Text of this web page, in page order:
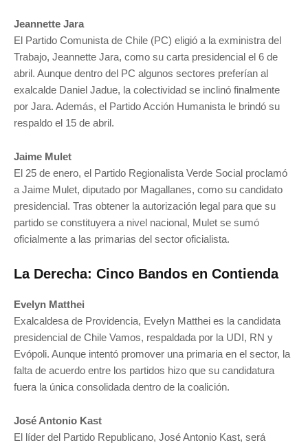
Jeannette Jara
El Partido Comunista de Chile (PC) eligió a la exministra del
Trabajo, Jeannette Jara, como su carta presidencial el 6 de
abril. Aunque dentro del PC algunos sectores preferían al
exalcalde Daniel Jadue, la colectividad se inclinó finalmente
por Jara. Además, el Partido Acción Humanista le brindó su
respaldo el 15 de abril.
Jaime Mulet
El 25 de enero, el Partido Regionalista Verde Social proclamó
a Jaime Mulet, diputado por Magallanes, como su candidato
presidencial. Tras obtener la autorización legal para que su
partido se constituyera a nivel nacional, Mulet se sumó
oficialmente a las primarias del sector oficialista.
La Derecha: Cinco Bandos en Contienda
Evelyn Matthei
Exalcaldesa de Providencia, Evelyn Matthei es la candidata
presidencial de Chile Vamos, respaldada por la UDI, RN y
Evópoli. Aunque intentó promover una primaria en el sector, la
falta de acuerdo entre los partidos hizo que su candidatura
fuera la única consolidada dentro de la coalición.
José Antonio Kast
El líder del Partido Republicano, José Antonio Kast, será